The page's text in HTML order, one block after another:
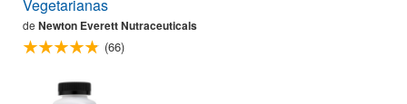
Vegetarianas
de Newton Everett Nutraceuticals
(66)